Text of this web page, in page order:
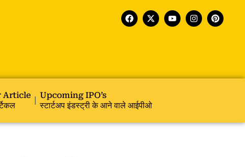
Article
Upcoming IPO’s
स्टार्टअप इंडस्ट्री के आने वाले आईपीओ